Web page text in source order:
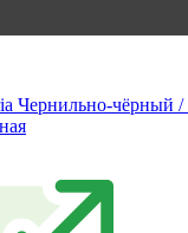
Чернильно‑чёрный